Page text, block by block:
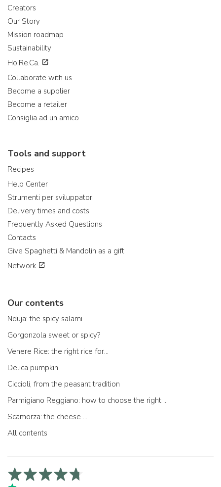
Creators
Our Story
Mission roadmap
Sustainability
Ho.Re.Ca.
Collaborate with us
Become a supplier
Become a retailer
Consiglia ad un amico
Tools and support
Recipes
Help Center
Strumenti per sviluppatori
Delivery times and costs
Frequently Asked Questions
Contacts
Give Spaghetti & Mandolin as a gift
Network
Our contents
Nduja: the spicy salami
Gorgonzola sweet or spicy?
Venere Rice: the right rice for...
Delica pumpkin
Ciccioli, from the peasant tradition
Parmigiano Reggiano: how to choose the right one
Scamorza: the cheese ...
All contents